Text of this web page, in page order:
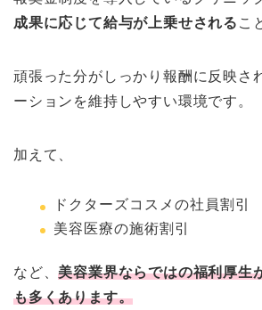
成果に応じて給与が上乗せされる こ
頑張った分がしっかり報酬に反映さ
ーションを維持しやすい環境です。
加えて、
ドクターズコスメの社員割引
美容医療の施術割引
など、美容業界ならではの福利厚生
も多くあります。